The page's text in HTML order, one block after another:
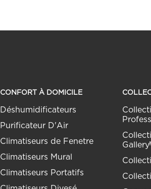
CONFORT À DOMICILE
Déshumidificateurs
Purificateur D'Air
Climatiseurs de Fenetre
Climatiseurs Mural
Climatiseurs Portatifs